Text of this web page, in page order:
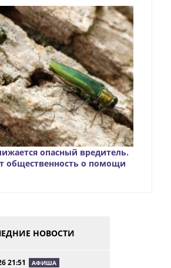
опасный вредитель.
общественность о помощи
НОВОСТИ
21:51 АФИША